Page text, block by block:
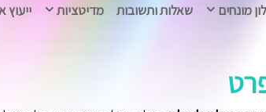
מונחים שאלות ותשובות מדיטציות ייעוץ